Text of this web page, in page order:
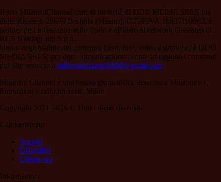
Il sito MilanistiChannel.com di titolarità di DDD MEDIA SRLS via
delle Risaie 3, 20079 Basiglio (Milano), C.F./P.IVA 10837110963, è
partner de La Gazzetta dello Sport e affiliato al network Gazzanet di
RCS Mediagroup S.p.a..
Unico responsabile dei contenuti (testi, foto, video e grafiche) è DDD
MEDIA SRLS; per ogni comunicazione avente ad oggetto i contenuti
del Sito scrivere a milanistichannel1899@gmail.com
Milanisti Channel è una testata giornalistica dedicata a Milan news,
formazioni e calciomercato Milan
Copyright 2021-2026 © Tutti i diritti riservati.
Calciomercato
Scenari
Ufficialità
Ultima ora
Informazioni